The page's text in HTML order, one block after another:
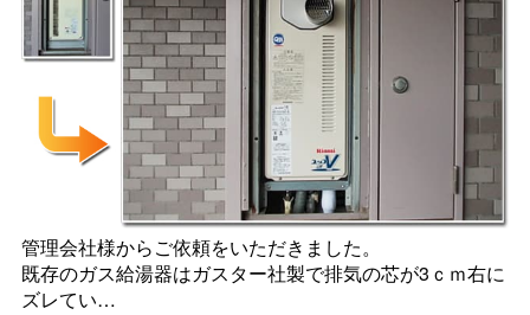
管理会社様からご依頼をいただきました。
既存のガス給湯器はガスター社製で排気の芯が3ｃｍ右に
ズレてい…